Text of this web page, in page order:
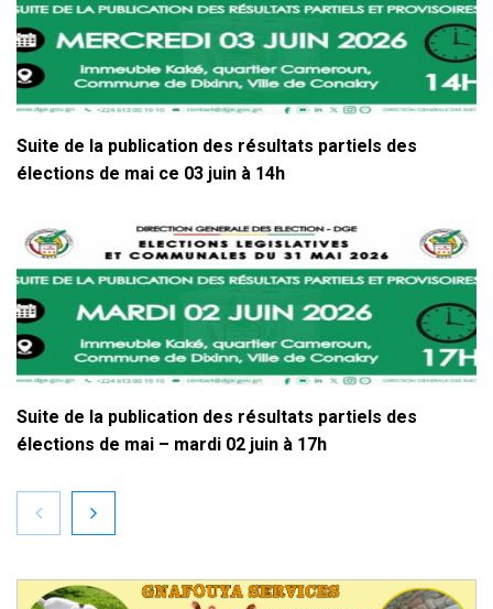
Suite de la publication des résultats partiels des
élections de mai ce 03 juin à 14h
Suite de la publication des résultats partiels des
élections de mai – mardi 02 juin à 17h